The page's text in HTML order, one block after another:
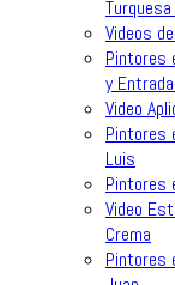
Videos
Pintores
y
Video
Pintores
Luis
Pintores
Video
Crema
Pintores